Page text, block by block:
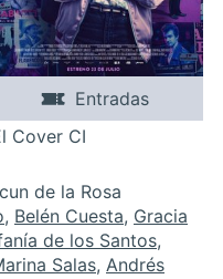
Entradas
Cover CI
de la Rosa
, Belén Cuesta, Gracia
de los Santos,
Salas, Andrés